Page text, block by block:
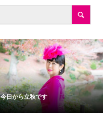
今日から立秋です